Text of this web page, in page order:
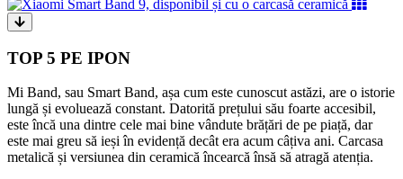
TOP 5 PE IPON
Mi Band, sau Smart Band, așa cum este cunoscut astăzi, are o istorie
lungă și evoluează constant. Datorită prețului său foarte accesibil,
este încă una dintre cele mai bine vândute brățări de pe piață, dar
este mai greu să ieși în evidență decât era acum câțiva ani. Carcasa
metalică și versiunea din ceramică încearcă însă să atragă atenția.